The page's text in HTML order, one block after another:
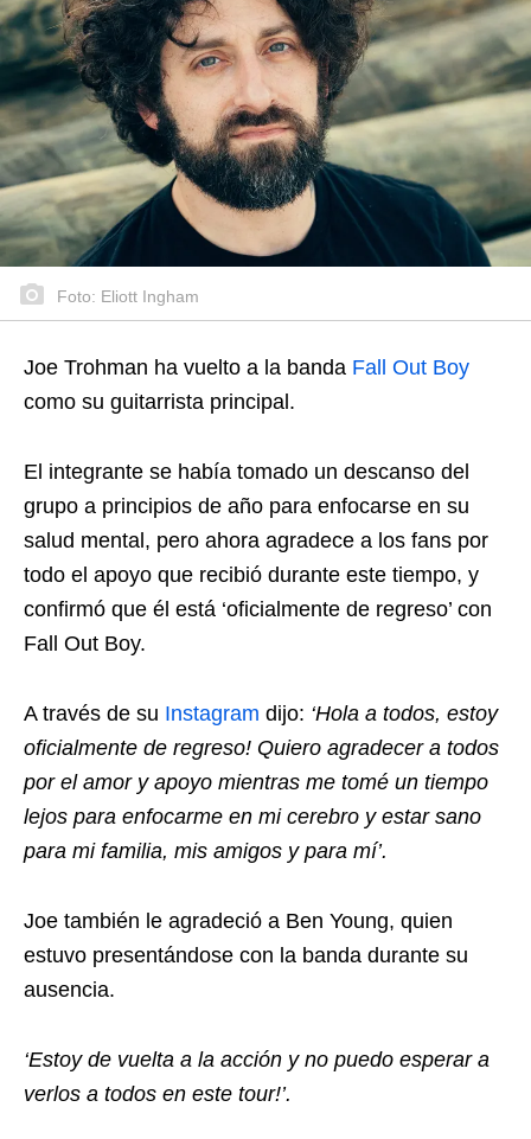
Foto: Eliott Ingham
Joe Trohman ha vuelto a la banda Fall Out Boy
como su guitarrista principal.
El integrante se había tomado un descanso del
grupo a principios de año para enfocarse en su
salud mental, pero ahora agradece a los fans por
todo el apoyo que recibió durante este tiempo, y
confirmó que él está ‘oficialmente de regreso’ con
Fall Out Boy.
A través de su Instagram dijo: ‘Hola a todos, estoy
oficialmente de regreso! Quiero agradecer a todos
por el amor y apoyo mientras me tomé un tiempo
lejos para enfocarme en mi cerebro y estar sano
para mi familia, mis amigos y para mí’.
Joe también le agradeció a Ben Young, quien
estuvo presentándose con la banda durante su
ausencia.
‘Estoy de vuelta a la acción y no puedo esperar a
verlos a todos en este tour!’.